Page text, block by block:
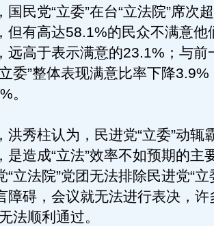
国民党“立委”在台“立法院”席次
但有高达58.1%的民众不满意他
远高于表示满意的23.1%；与前
委”整体表现满意比率下降
。
秀柱认为，民进党“立委”动辄
是造成“立法”效率不如预期的主
“立法院”党团无法排除民进党“立
障碍，会议就无法进行表决，许
法顺利通过。